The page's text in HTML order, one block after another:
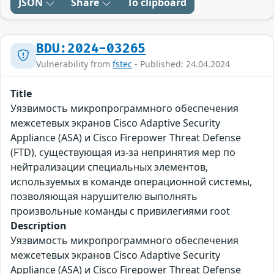
BDU:2024-03265
Vulnerability from fstec - Published: 24.04.2024
Title
Уязвимость микропрограммного обеспечения
межсетевых экранов Cisco Adaptive Security
Appliance (ASA) и Cisco Firepower Threat Defense
(FTD), существующая из-за непринятия мер по
нейтрализации специальных элементов,
используемых в команде операционной системы,
позволяющая нарушителю выполнять
произвольные команды с привилегиями root
Description
Уязвимость микропрограммного обеспечения
межсетевых экранов Cisco Adaptive Security
Appliance (ASA) и Cisco Firepower Threat Defense